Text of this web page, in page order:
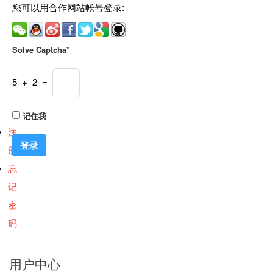
您可以用合作网站帐号登录:
Solve Captcha*
5 + 2 =
记住我
注
册
忘
记
密
码
用户中心